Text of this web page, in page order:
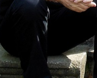
FONTANE-ORTE
FONTANE-PROJEKTE